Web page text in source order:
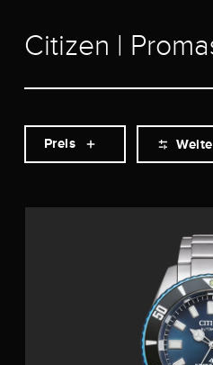
Citizen |
Preis